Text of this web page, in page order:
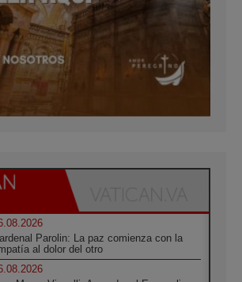
Parolin: La paz comienza con la
al dolor del otro